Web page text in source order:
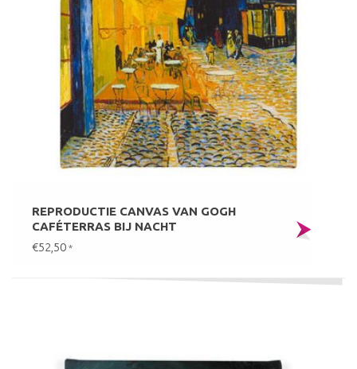
REPRODUCTIE CANVAS VAN GOGH
CAFÉTERRAS BIJ NACHT
€52,50 *